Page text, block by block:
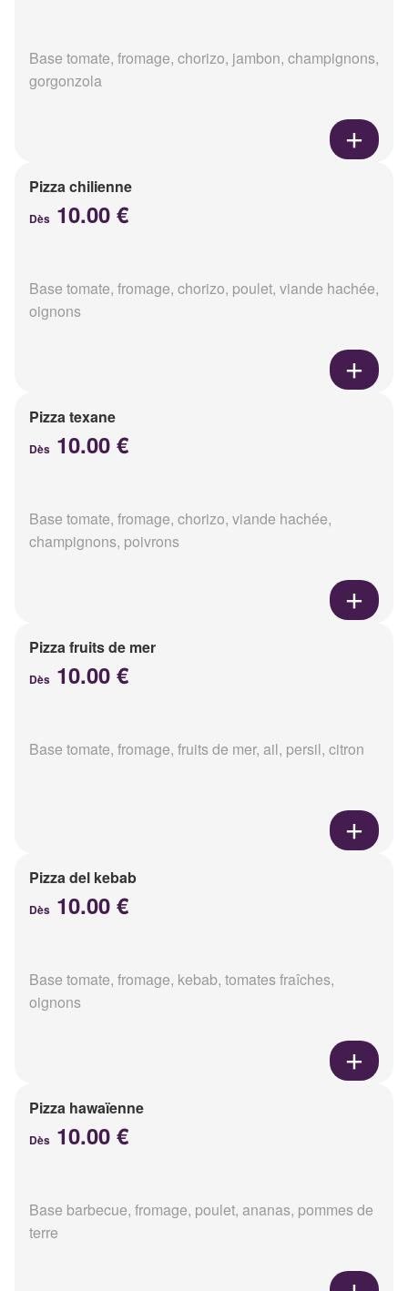
Base tomate, fromage, chorizo, jambon, champignons,
gorgonzola
Pizza chilienne
Dès 10.00 €
Base tomate, fromage, chorizo, poulet, viande hachée,
oignons
Pizza texane
Dès 10.00 €
Base tomate, fromage, chorizo, viande hachée,
champignons, poivrons
Pizza fruits de mer
Dès 10.00 €
Base tomate, fromage, fruits de mer, ail, persil, citron
Pizza del kebab
Dès 10.00 €
Base tomate, fromage, kebab, tomates fraîches,
oignons
Pizza hawaïenne
Dès 10.00 €
Base barbecue, fromage, poulet, ananas, pommes de
terre